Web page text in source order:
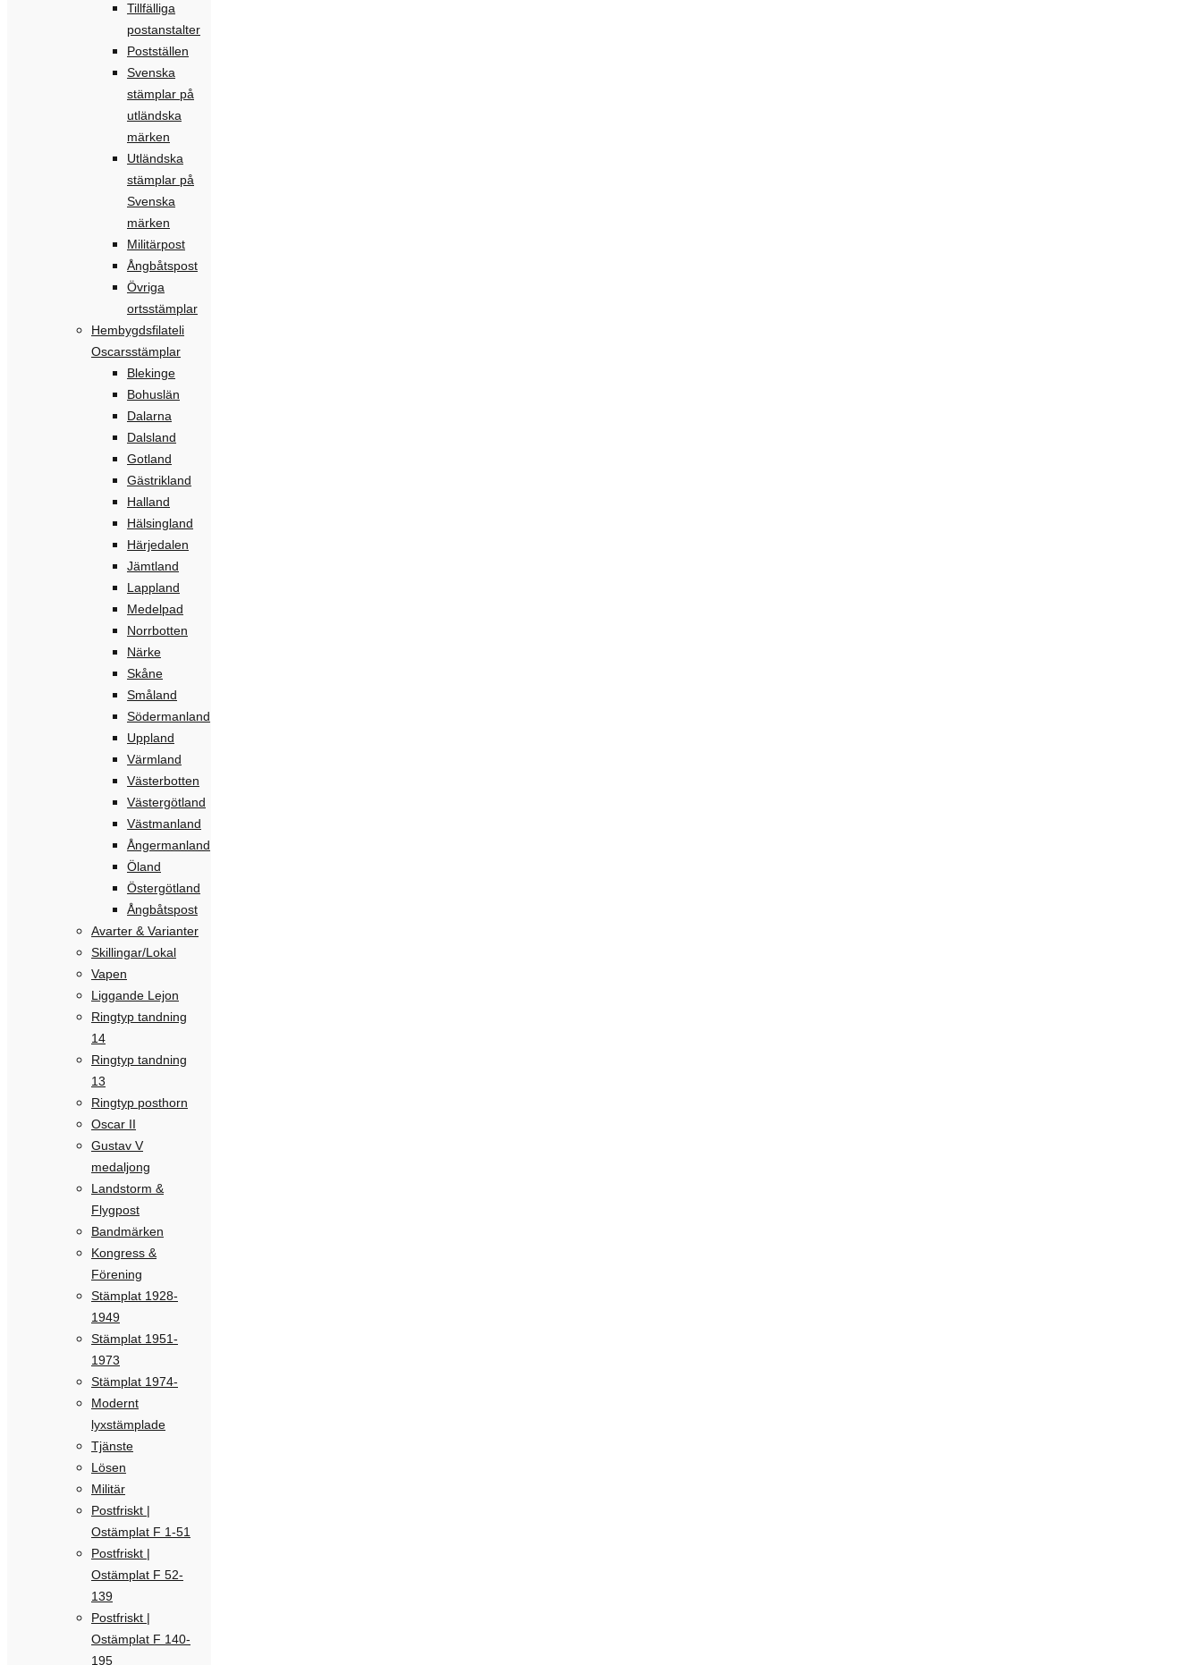
Tillfälliga
postanstalter
Postställen
Svenska
stämplar på
utländska
märken
Utländska
stämplar på
Svenska
märken
Militärpost
Ångbåtspost
Övriga
ortsstämplar
Hembygdsfilateli
Oscarsstämplar
Blekinge
Bohuslän
Dalarna
Dalsland
Gotland
Gästrikland
Halland
Hälsingland
Härjedalen
Jämtland
Lappland
Medelpad
Norrbotten
Närke
Skåne
Småland
Södermanland
Uppland
Värmland
Västerbotten
Västergötland
Västmanland
Ångermanland
Öland
Östergötland
Ångbåtspost
Avarter & Varianter
Skillingar/Lokal
Vapen
Liggande Lejon
Ringtyp tandning
14
Ringtyp tandning
13
Ringtyp posthorn
Oscar II
Gustav V
medaljong
Landstorm &
Flygpost
Bandmärken
Kongress &
Förening
Stämplat 1928-
1949
Stämplat 1951-
1973
Stämplat 1974-
Modernt
lyxstämplade
Tjänste
Lösen
Militär
Postfriskt |
Ostämplat F 1-51
Postfriskt |
Ostämplat F 52-
139
Postfriskt |
Ostämplat F 140-
195